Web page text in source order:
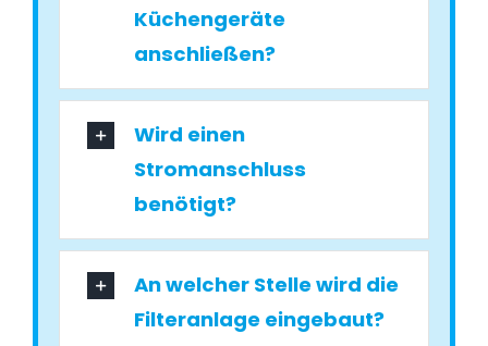
Küchengeräte
anschließen?
Wird einen
Stromanschluss
benötigt?
An welcher Stelle wird die
Filteranlage eingebaut?